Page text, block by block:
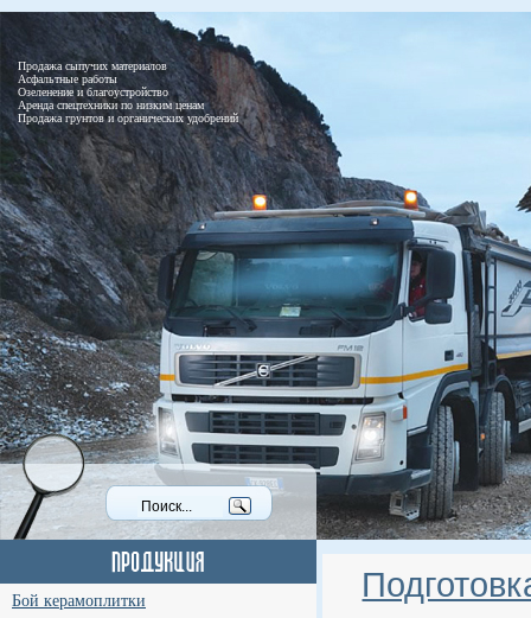
Продажа сыпучих материалов
Асфальтные работы
Озеленение и благоустройство
Аренда спецтехники по низким ценам
Продажа грунтов и органических удобрений
Бой керамоплитки